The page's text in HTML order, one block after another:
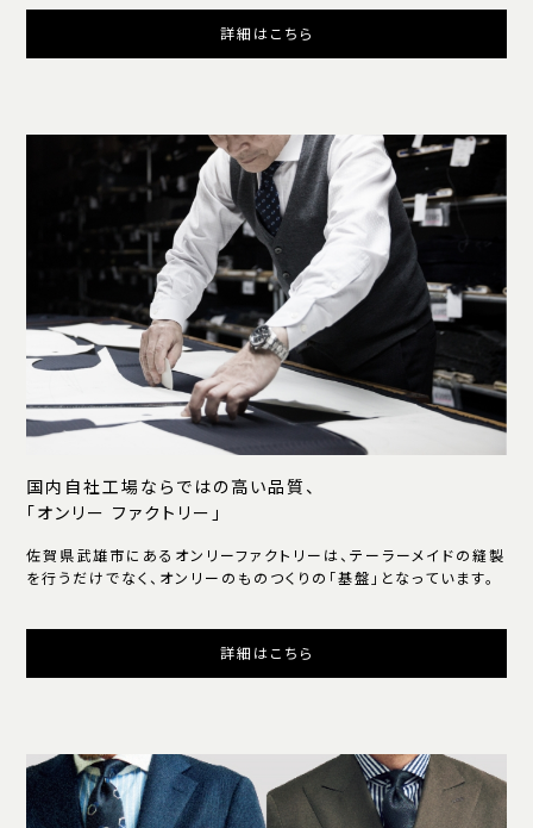
詳細はこちら
国内自社工場ならではの高い品質、
「オンリー ファクトリー」
佐賀県武雄市にあるオンリーファクトリーは、テーラーメイドの縫製
を行うだけでなく、オンリーのものつくりの「基盤」となっています。
詳細はこちら